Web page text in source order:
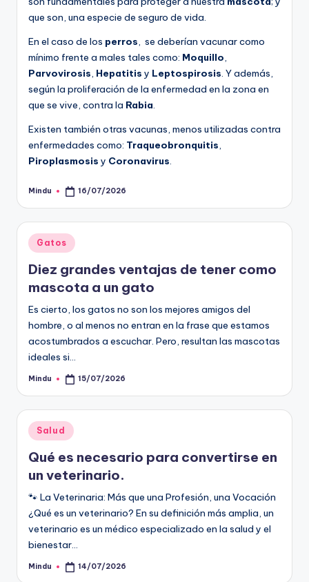
que son, una especie de seguro de vida.
En el caso de los perros, se deberían vacunar como
mínimo frente a males tales como: Moquillo,
Parvovirosis, Hepatitis y Leptospirosis. Y además,
según la proliferación de la enfermedad en la zona en
que se vive, contra la Rabia.
Existen también otras vacunas, menos utilizadas contra
enfermedades como: Traqueobronquitis,
Piroplasmosis y Coronavirus.
Publicado
Mindu 16/07/2026
Publicado
en
Gatos
Diez grandes ventajas de tener como
mascota a un gato
Es cierto, los gatos no son los mejores amigos del
hombre, o al menos no entran en la frase que estamos
acostumbrados a escuchar. Pero, resultan las mascotas
ideales si…
Publicado
Mindu 15/07/2026
Publicado
en
Salud
Qué es necesario para convertirse en
un veterinario.
🐾 La Veterinaria: Más que una Profesión, una Vocación
¿Qué es un veterinario? En su definición más amplia, un
veterinario es un médico especializado en la salud y el
bienestar…
Publicado
Mindu 14/07/2026